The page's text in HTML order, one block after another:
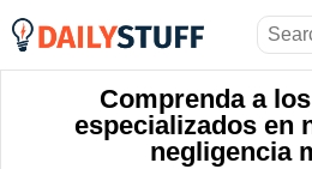
Comprenda a
especializados en
negligencia